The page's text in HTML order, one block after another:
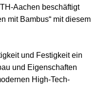
Aachen beschäftigt
mit Bambus“ mit diesem
und Festigkeit ein
und Eigenschaften
High-Tech-